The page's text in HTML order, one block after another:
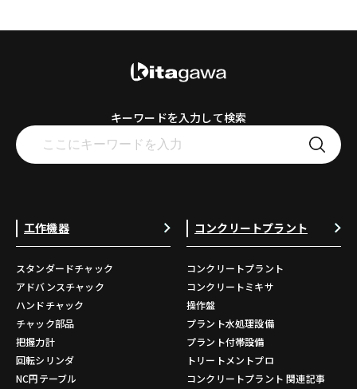
キーワードを入力して検索
工作機器
スタンダードチャック
アドバンスチャック
ハンドチャック
チャック部品
把握力計
回転シリンダ
NC円テーブル
コンクリートプラント
コンクリートプラント
コンクリートミキサ
操作盤
プラント水処理設備
プラント付帯設備
トリートメントプロ
コンクリートプラント 関連記事